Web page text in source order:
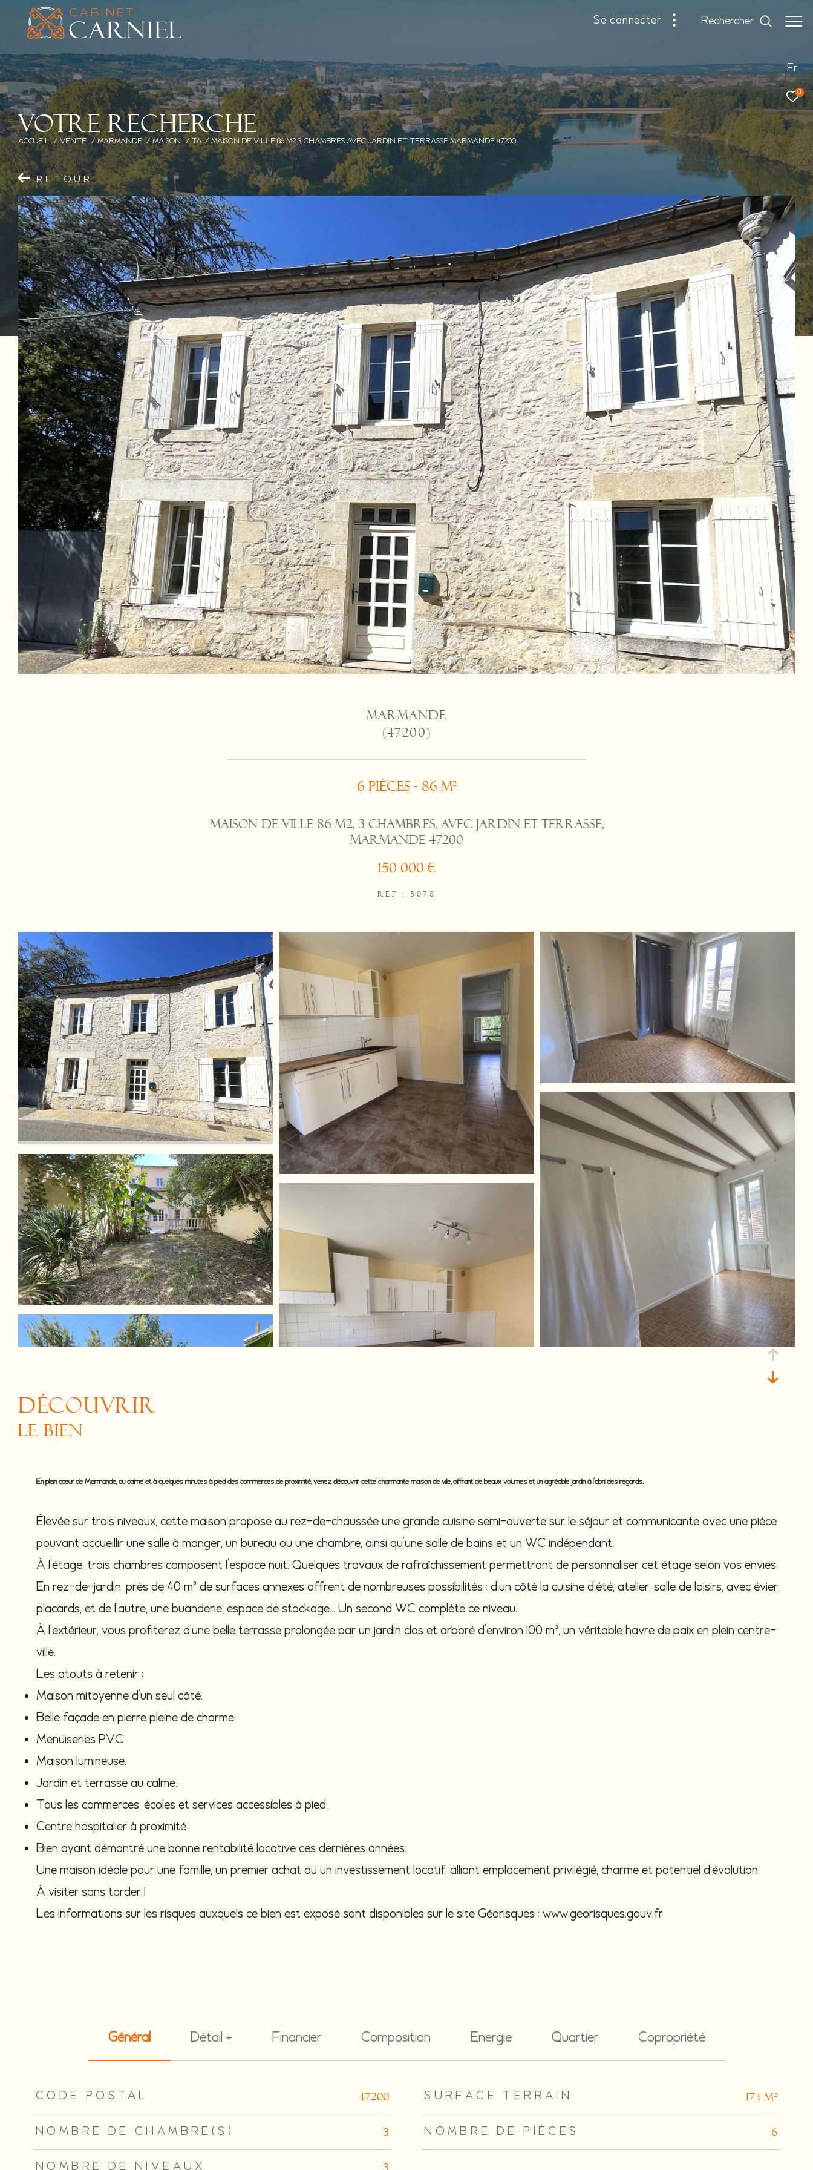
Fr
0
se connecter rechercher
Votre recherche
ACCUEIL VENTE MARMANDE MAISON T6 MAISON DE VILLE 86 M2 3 CHAMBRES AVEC JARDIN ET TERRASSE MARMANDE 47200
RETOUR
MARMANDE
(47200)
6 pièces - 86 m²
Maison de ville 86 m2, 3 chambres, avec jardin et terrasse,
Marmande 47200
150 000 €
REF : 3078
découvrir
le bien
En plein cœur de Marmande, au calme et à quelques minutes à pied des commerces de proximité, venez découvrir cette charmante maison de ville, offrant de beaux volumes et un agréable jardin à l'abri des regards.
Élevée sur trois niveaux, cette maison propose au rez-de-chaussée une grande cuisine semi-ouverte sur le séjour et communicante avec une pièce
pouvant accueillir une salle à manger, un bureau ou une chambre, ainsi qu'une salle de bains et un WC indépendant.
À l'étage, trois chambres composent l'espace nuit. Quelques travaux de rafraîchissement permettront de personnaliser cet étage selon vos envies.
En rez-de-jardin, près de 40 m² de surfaces annexes offrent de nombreuses possibilités : d'un côté la cuisine d'été, atelier, salle de loisirs, avec évier,
placards, et de l'autre, une buanderie, espace de stockage... Un second WC complète ce niveau.
À l'extérieur, vous profiterez d'une belle terrasse prolongée par un jardin clos et arboré d'environ 100 m², un véritable havre de paix en plein centre-
ville.
Les atouts à retenir :
Maison mitoyenne d'un seul côté.
Belle façade en pierre pleine de charme.
Menuiseries PVC
Maison lumineuse.
Jardin et terrasse au calme.
Tous les commerces, écoles et services accessibles à pied.
Centre hospitalier à proximité
Bien ayant démontré une bonne rentabilité locative ces dernières années.
Une maison idéale pour une famille, un premier achat ou un investissement locatif, alliant emplacement privilégié, charme et potentiel d'évolution.
À visiter sans tarder !
Les informations sur les risques auxquels ce bien est exposé sont disponibles sur le site Géorisques : www.georisques.gouv.fr
Général Détail + Financier Composition Energie Quartier Copropriété
TRAD_ZEPHYR_Caracteristique
CODE POSTAL 47200 SURFACE TERRAIN 174 m²
NOMBRE DE CHAMBRE(S) 3 NOMBRE DE PIÈCES 6
3